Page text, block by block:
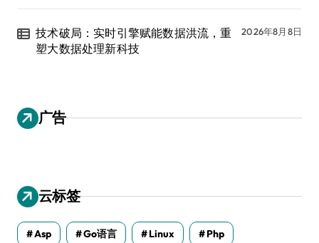
技术破局：实时引擎赋能数据洪流，重
塑大数据处理新科技
2026年8月8日
广告
云标签
Asp Go语言 Linux Php